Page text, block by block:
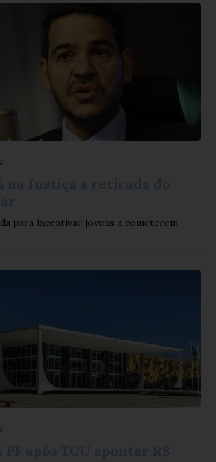
para incentivar jovens a cometerem